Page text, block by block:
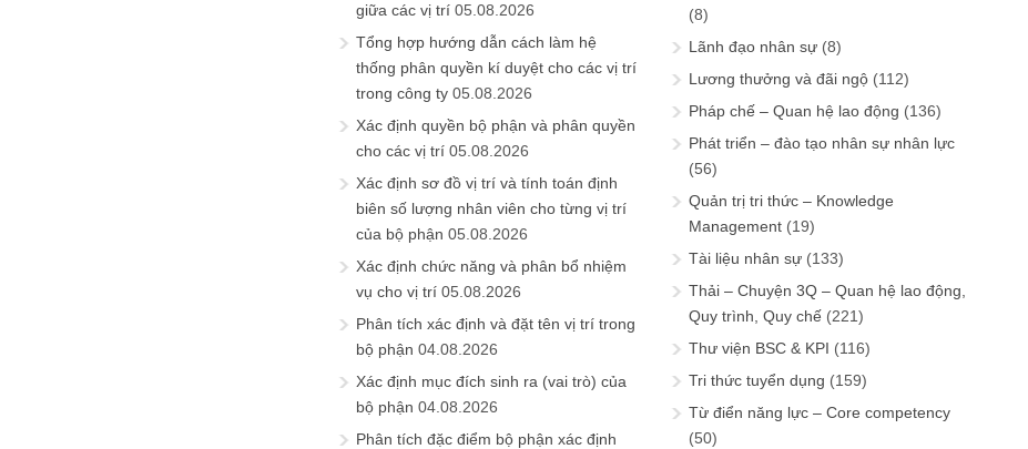
giữa các vị trí 05.08.2026
Tổng hợp hướng dẫn cách làm hệ
thống phân quyền kí duyệt cho các vị trí
trong công ty 05.08.2026
Xác định quyền bộ phận và phân quyền
cho các vị trí 05.08.2026
Xác định sơ đồ vị trí và tính toán định
biên số lượng nhân viên cho từng vị trí
của bộ phận 05.08.2026
Xác định chức năng và phân bổ nhiệm
vụ cho vị trí 05.08.2026
Phân tích xác định và đặt tên vị trí trong
bộ phận 04.08.2026
Xác định mục đích sinh ra (vai trò) của
bộ phận 04.08.2026
Phân tích đặc điểm bộ phận xác định
(8)
Lãnh đạo nhân sự (8)
Lương thưởng và đãi ngộ (112)
Pháp chế – Quan hệ lao động (136)
Phát triển – đào tạo nhân sự nhân lực
(56)
Quản trị tri thức – Knowledge
Management (19)
Tài liệu nhân sự (133)
Thải – Chuyện 3Q – Quan hệ lao động,
Quy trình, Quy chế (221)
Thư viện BSC & KPI (116)
Tri thức tuyển dụng (159)
Từ điển năng lực – Core competency
(50)